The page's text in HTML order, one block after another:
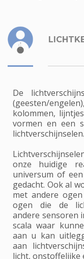
De
(geesten/
kolommen,
vormen en een
lichtverschijnselen.
onze huidige
universum of
gedacht. Ook al
met andere
ogen die de
andere sensoren
scala waar
aan u kan
aan
licht, onstoffelijke